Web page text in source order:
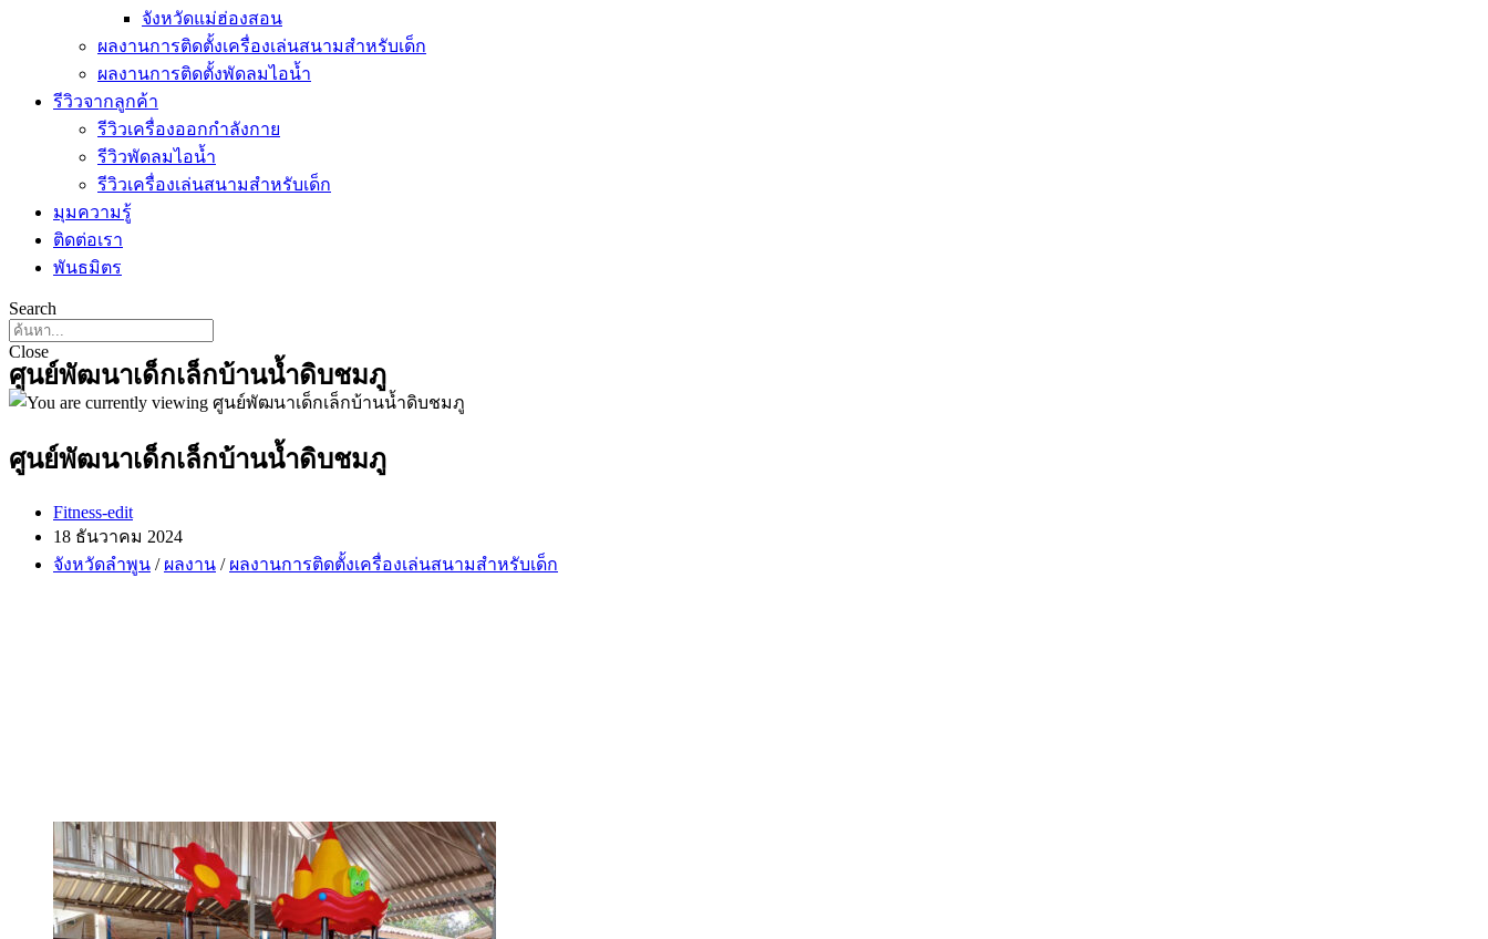
จังหวัดแม่ฮ่องสอน
ผลงานการติดตั้งเครื่องเล่นสนามสำหรับเด็ก
ผลงานการติดตั้งพัดลมไอน้ำ
รีวิวจากลูกค้า
รีวิวเครื่องออกกำลังกาย
รีวิวพัดลมไอน้ำ
รีวิวเครื่องเล่นสนามสำหรับเด็ก
มุมความรู้
ติดต่อเรา
พันธมิตร
Search
Close
ศูนย์พัฒนาเด็กเล็กบ้านน้ำดิบชมภู
ศูนย์พัฒนาเด็กเล็กบ้านน้ำดิบชมภู
Post
author:
Fitness-edit
Post
18 ธันวาคม 2024
Post
category:
จังหวัดลำพูน / ผลงาน / ผลงานการติดตั้งเครื่องเล่นสนามสำหรับเด็ก